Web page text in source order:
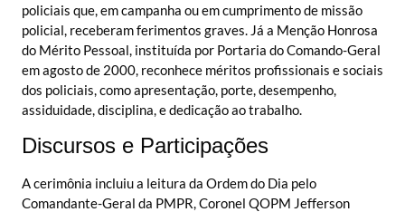
policiais que, em campanha ou em cumprimento de missão
policial, receberam ferimentos graves. Já a Menção Honrosa
do Mérito Pessoal, instituída por Portaria do Comando-Geral
em agosto de 2000, reconhece méritos profissionais e sociais
dos policiais, como apresentação, porte, desempenho,
assiduidade, disciplina, e dedicação ao trabalho.
Discursos e Participações
A cerimônia incluiu a leitura da Ordem do Dia pelo
Comandante-Geral da PMPR, Coronel QOPM Jefferson